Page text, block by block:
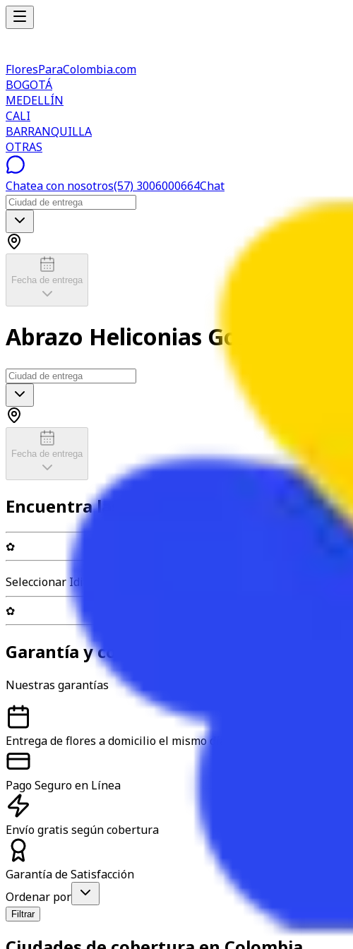
FloresParaColombia.com
BOGOTÁ
MEDELLÍN
CALI
BARRANQUILLA
OTRAS
Chatea con nosotros(57) 3006000664Chat
Fecha de entrega
Abrazo Heliconias Golden
Fecha de entrega
Encuentra las flores perfectas
✿
Seleccionar Idioma
✿
Garantía y confianza
Nuestras garantías
Entrega de flores a domicilio el mismo día
Pago Seguro en Línea
Envío gratis según cobertura
Garantía de Satisfacción
Ordenar por
Filtrar